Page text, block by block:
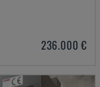
236.000 €